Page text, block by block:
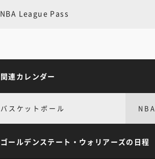
NBA League Pass
関連カレンダー
バスケットボール NBA
ゴールデンステート・ウォリアーズの日程